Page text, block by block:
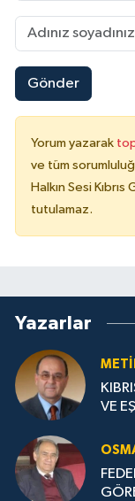
Gönder
Yorum yazarak
ve tüm
Halkın Sesi
tutulamaz.
Yazarlar
VE